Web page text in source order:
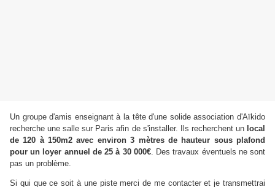
Un groupe d'amis enseignant à la tête d'une solide association d'Aïkido
recherche une salle sur Paris afin de s'installer. Ils recherchent un local
de 120 à 150m2 avec environ 3 mètres de hauteur sous plafond
pour un loyer annuel de 25 à 30 000€. Des travaux éventuels ne sont
pas un problème.
Si qui que ce soit à une piste merci de me contacter et je transmettrai